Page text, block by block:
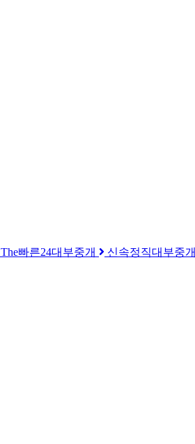
The빠른24대부중개 신속정직대부중개